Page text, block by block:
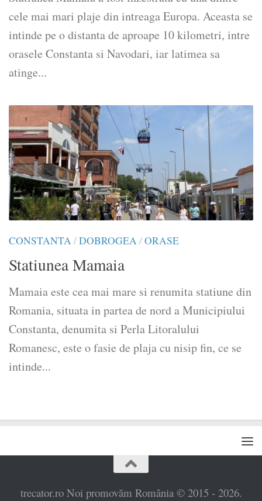
cele mai mari plaje din intreaga Europa. Aceasta se
intinde pe o distanta de aproape 10 kilometri, intre
orasele Constanta si Navodari, iar latimea sa
atinge...
CONSTANTA/DOBROGEA/ORASE
Statiunea Mamaia
Mamaia este cea mai mare si renumita statiune din
Romania, situata in partea de nord a Municipiului
Constanta, denumita si Perla Litoralului
Romanesc, este o fasie de plaja cu nisip fin, ce se
intinde...
trecator.ro Noi promovăm România © 2015 - 2026.